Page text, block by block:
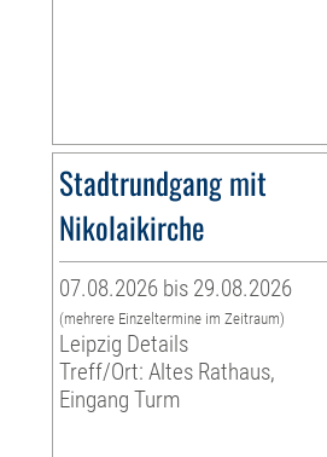
Stadtrundgang mit
Nikolaikirche
07.08.2026 bis 29.08.2026
(mehrere Einzeltermine im Zeitraum)
Leipzig Details
Treff/Ort: Altes Rathaus,
Eingang Turm